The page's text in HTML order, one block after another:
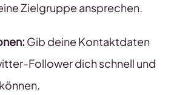
Zielgruppe ansprechen.
Gib deine Kontaktdaten
Follower dich schnell und